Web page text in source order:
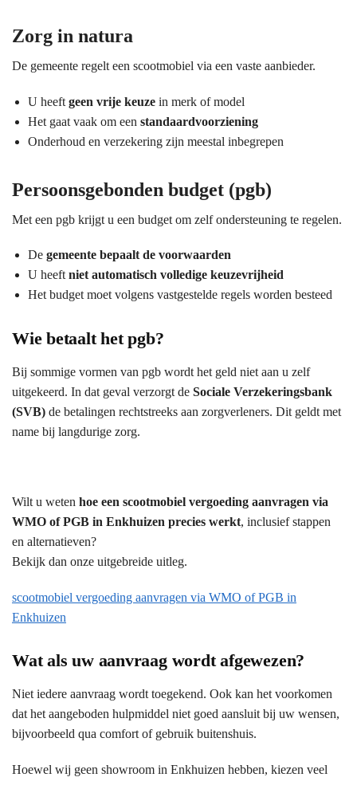
Zorg in natura
De gemeente regelt een scootmobiel via een vaste aanbieder.
U heeft geen vrije keuze in merk of model
Het gaat vaak om een standaardvoorziening
Onderhoud en verzekering zijn meestal inbegrepen
Persoonsgebonden budget (pgb)
Met een pgb krijgt u een budget om zelf ondersteuning te regelen.
De gemeente bepaalt de voorwaarden
U heeft niet automatisch volledige keuzevrijheid
Het budget moet volgens vastgestelde regels worden besteed
Wie betaalt het pgb?
Bij sommige vormen van pgb wordt het geld niet aan u zelf
uitgekeerd. In dat geval verzorgt de Sociale Verzekeringsbank
(SVB) de betalingen rechtstreeks aan zorgverleners. Dit geldt met
name bij langdurige zorg.
Wilt u weten hoe een scootmobiel vergoeding aanvragen via
WMO of PGB in Enkhuizen precies werkt, inclusief stappen
en alternatieven?
Bekijk dan onze uitgebreide uitleg.
scootmobiel vergoeding aanvragen via WMO of PGB in
Enkhuizen
Wat als uw aanvraag wordt afgewezen?
Niet iedere aanvraag wordt toegekend. Ook kan het voorkomen
dat het aangeboden hulpmiddel niet goed aansluit bij uw wensen,
bijvoorbeeld qua comfort of gebruik buitenshuis.
Hoewel wij geen showroom in Enkhuizen hebben, kiezen veel